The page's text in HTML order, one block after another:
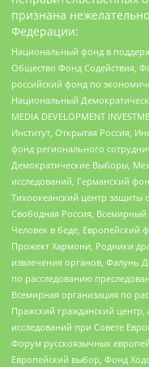
признана
Федерации:
Национальный фонд в
Общество Фонд Содействия,
российский фонд по
Национальный
MEDIA DEVELOPMENT
Институт, Открытая Россия,
фонд регионального
Демократические Выборы,
исследований, Германский
Тихоокеанский центр
Свободная Россия, Всемирный
Человек в беде, Европейский
Прожект Хармони, Родники
извлечения органов, Фалунь
по расследованию
Всемирная организация по
Пражский гражданский
исследований при Совете
Форум русскоязычных
Европейский выбор, Фонд